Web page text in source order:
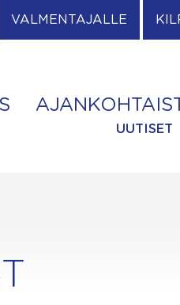
VALMENTAJALLE
UUTISET